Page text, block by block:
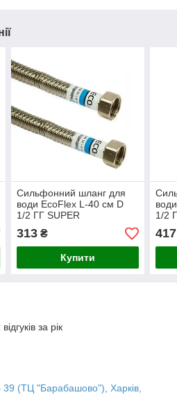
Cильфонний шланг для
води EcoFlex L-40 см D
1/2 ГГ SUPER
313₴
Купити
1/2
417
за рік
(ТЦ "Барабашово"), Харків,